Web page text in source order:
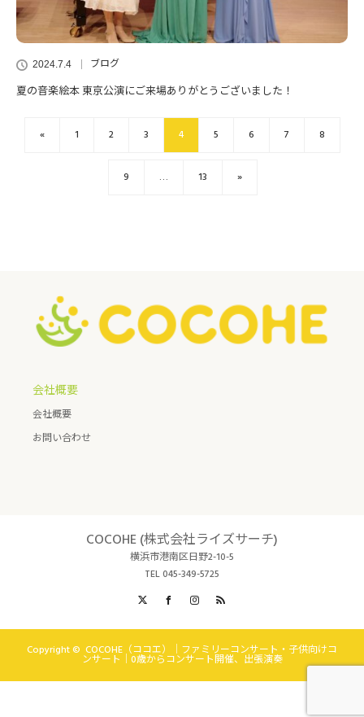
2024.7.4 ブログ
夏の音楽絵本 東京公演にご来場ありがとうございました！
« 1 2 3 4 5 6 7 8
9 … 13 »
会社概要
会社概要
お問い合わせ
COCOHE (株式会社ライズサーチ)
横浜市港南区日野2-10-5
TEL 045-349-5725
FacebookInstagram
Copyright © COCOHE（ココエ）｜ファミリーコンサート・子供向けコ
ンサート｜0歳からコンサート開催、出張演奏